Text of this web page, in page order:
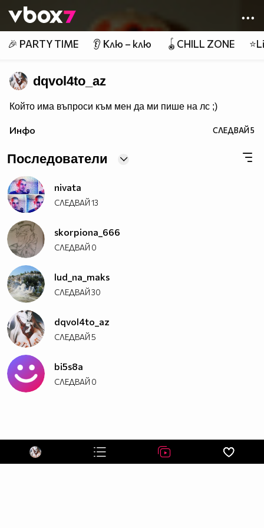
👾
🎉 PARTY TIME 👂 Клю – клю 🪀CHILL ZONE
dqvol4to_az
Който има въпроси към мен да ми пише на лс ;)
Инфо СЛЕДВАЙ5
Последователи
nivata
СЛЕДВАЙ13
skorpiona_666
СЛЕДВАЙ 0
lud_na_maks
СЛЕДВАЙ30
dqvol4to_az
СЛЕДВАЙ5
bi5s8a
СЛЕДВАЙ 0